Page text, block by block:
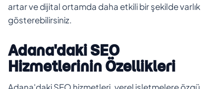
artar ve dijital ortamda daha etkili bir şekilde varlık
gösterebilirsiniz.
Adana'daki SEO
Hizmetlerinin Özellikleri